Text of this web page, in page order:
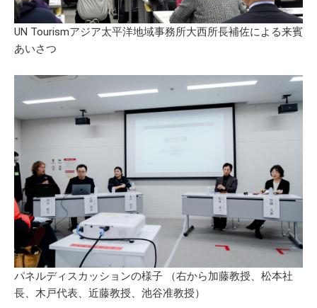
UN Tourismアジア太平洋地域事務所大西所長補佐による来賓
あいさつ
パネルディスカッションの様子 （右から加藤教授、松本社
長、木戸代表、近藤教授、池谷准教授）